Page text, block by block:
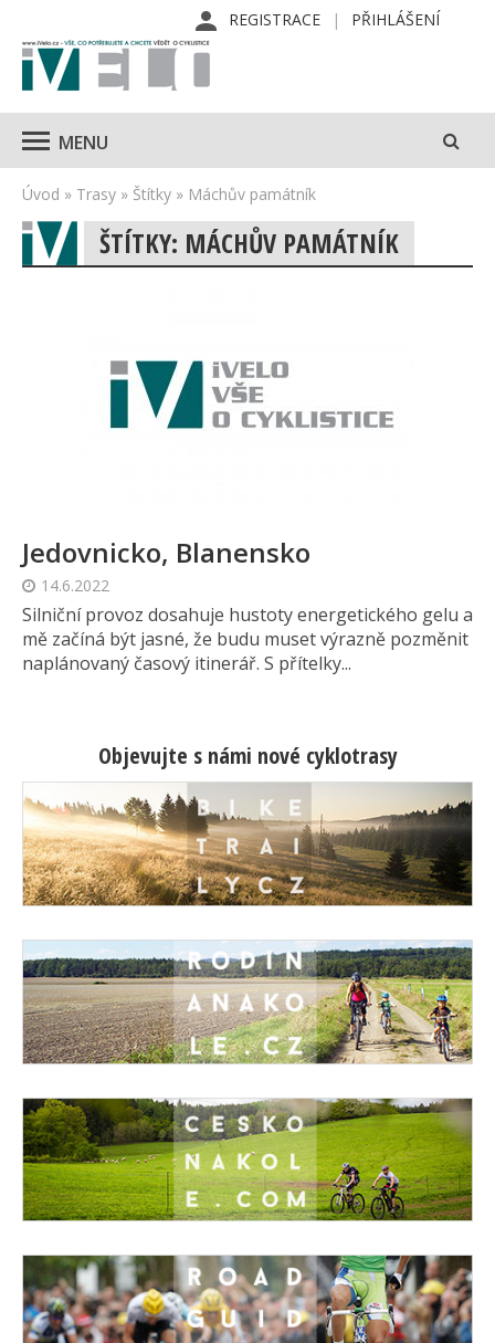
REGISTRACE PŘIHLÁŠENÍ
MENU
Úvod » Trasy » Štítky » Máchův památník
ŠTÍTKY: MÁCHŮV PAMÁTNÍK
Jedovnicko, Blanensko
14.6.2022
Silniční provoz dosahuje hustoty energetického gelu a
mě začíná být jasné, že budu muset výrazně pozměnit
naplánovaný časový itinerář. S přítelky...
Objevujte s námi nové cyklotrasy